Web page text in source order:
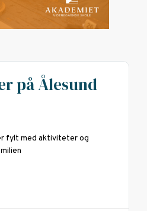
på Ålesund
fylt med aktiviteter og